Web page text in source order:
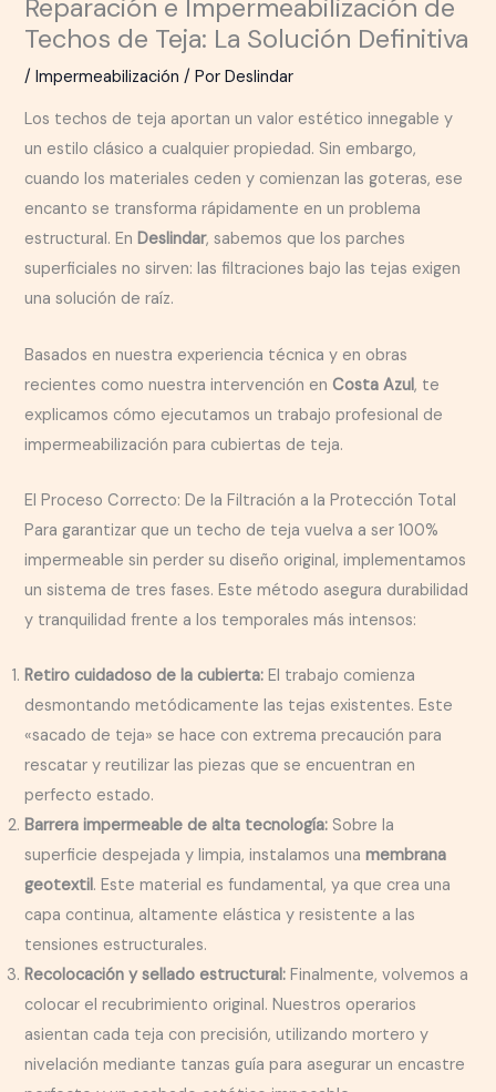
Reparación e Impermeabilización de
Techos de Teja: La Solución Definitiva
/Impermeabilización / PorDeslindar
Los techos de teja aportan un valor estético innegable y
un estilo clásico a cualquier propiedad. Sin embargo,
cuando los materiales ceden y comienzan las goteras, ese
encanto se transforma rápidamente en un problema
estructural. EnDeslindar, sabemos que los parches
superficiales no sirven: las filtraciones bajo las tejas exigen
una solución de raíz.
Basados en nuestra experiencia técnica y en obras
recientes como nuestra intervención enCosta Azul, te
explicamos cómo ejecutamos un trabajo profesional de
impermeabilización para cubiertas de teja.
El Proceso Correcto: De la Filtración a la Protección Total
Para garantizar que un techo de teja vuelva a ser 100%
impermeable sin perder su diseño original, implementamos
un sistema de tres fases. Este método asegura durabilidad
y tranquilidad frente a los temporales más intensos:
Retiro cuidadoso de la cubierta: El trabajo comienza
desmontando metódicamente las tejas existentes. Este
«sacado de teja» se hace con extrema precaución para
rescatar y reutilizar las piezas que se encuentran en
perfecto estado.
Barrera impermeable de alta tecnología: Sobre la
superficie despejada y limpia, instalamos unamembrana
geotextil. Este material es fundamental, ya que crea una
capa continua, altamente elástica y resistente a las
tensiones estructurales.
Recolocación y sellado estructural: Finalmente, volvemos a
colocar el recubrimiento original. Nuestros operarios
asientan cada teja con precisión, utilizando mortero y
nivelación mediante tanzas guía para asegurar un encastre